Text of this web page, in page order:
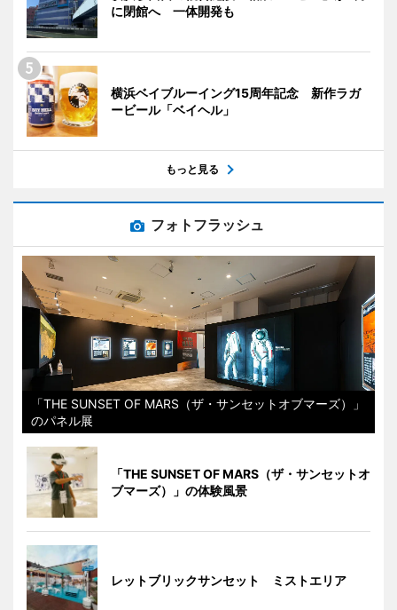
に閉館へ 一体開発も
横浜ベイブルーイング15周年記念 新作ラガ
ービール「ベイヘル」
もっと見る
フォトフラッシュ
「THE SUNSET OF MARS（ザ・サンセットオブマーズ）」
のパネル展
「THE SUNSET OF MARS（ザ・サンセットオ
ブマーズ）」の体験風景
レットブリックサンセット ミストエリア